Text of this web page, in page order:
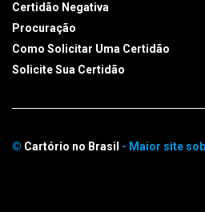
Certidão Negativa
Procuração
Como Solicitar Uma Certidão
Solicite Sua Certidão
© Cartório no Brasil - Maior site